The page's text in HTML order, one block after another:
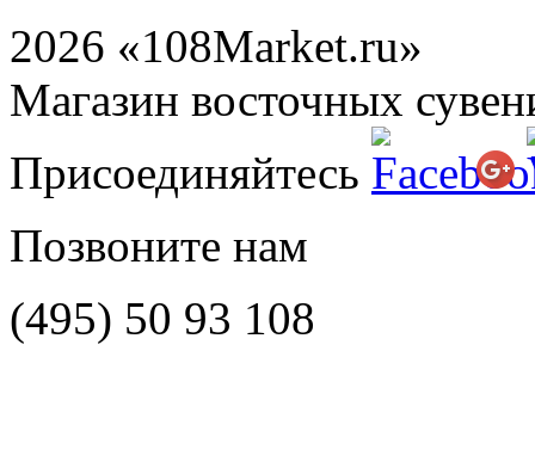
2026 «108Market.ru»
Магазин восточных
Присоединяйтесь
Позвоните нам
(495) 50 93 108